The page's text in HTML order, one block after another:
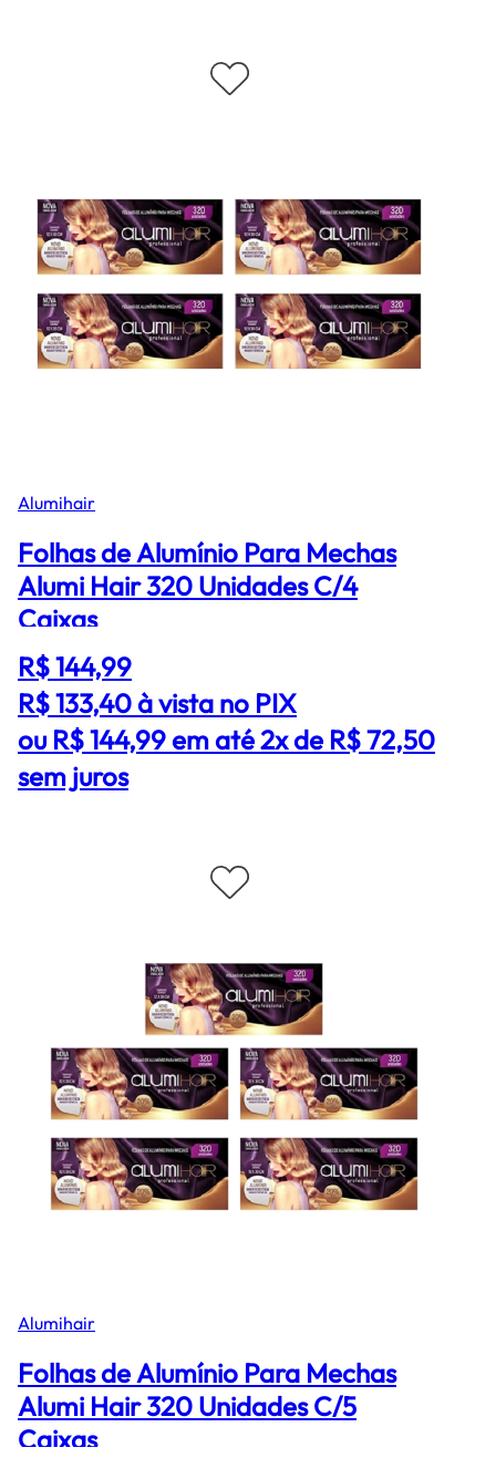
Alumihair
Folhas de Alumínio Para Mechas
Alumi Hair 320 Unidades C/4
Caixas
R$ 144,99
R$ 133,40à vista no PIX
ou R$ 144,99 em até 2x de R$ 72,50
sem juros
Alumihair
Folhas de Alumínio Para Mechas
Alumi Hair 320 Unidades C/5
Caixas